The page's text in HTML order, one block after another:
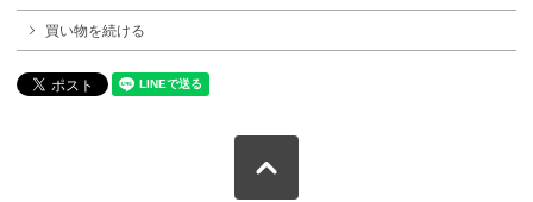
買い物を続ける